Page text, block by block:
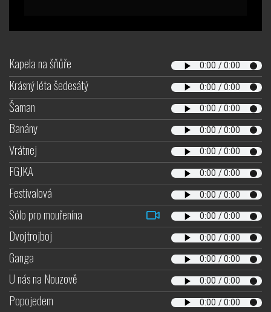
Kapela na šňůře
Krásný léta šedesátý
Šaman
Banány
Vrátnej
FGJKA
Festivalová
Sólo pro mouřenína
Dvojtrojboj
Ganga
U nás na Nouzově
Popojedem